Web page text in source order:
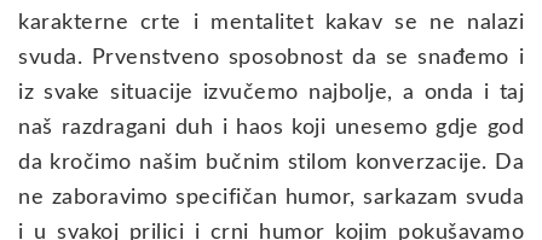
karakterne crte i mentalitet kakav se ne nalazi
svuda. Prvenstveno sposobnost da se snađemo i
iz svake situacije izvučemo najbolje, a onda i taj
naš razdragani duh i haos koji unesemo gdje god
da kročimo našim bučnim stilom konverzacije. Da
ne zaboravimo specifičan humor, sarkazam svuda
i u svakoj prilici i crni humor kojim pokušavamo